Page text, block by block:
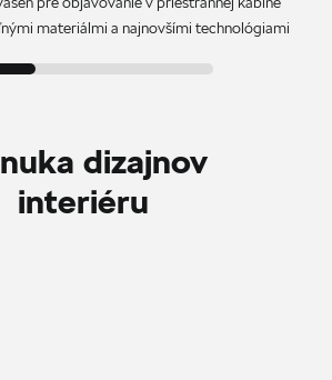
materiálmi a najnovšími technológiami
dizajnov
interiéru